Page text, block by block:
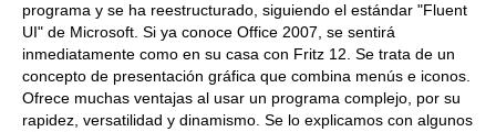
programa y se ha reestructurado, siguiendo el estándar "Fluent
UI" de Microsoft. Si ya conoce Office 2007, se sentirá
inmediatamente como en su casa con Fritz 12. Se trata de un
concepto de presentación gráfica que combina menús e iconos.
Ofrece muchas ventajas al usar un programa complejo, por su
rapidez, versatilidad y dinamismo. Se lo explicamos con algunos